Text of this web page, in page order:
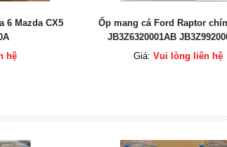
6 Mazda CX5
hệ
Ốp mang cá Ford Raptor
JB3Z6320001AB
Giá: Vui lòng liên hệ